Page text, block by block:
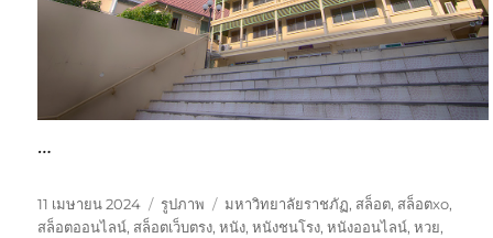
…
เขียน
เมื่อ
11 เมษายน 2024
รูป
แบบ
รูปภาพ
หมวด
หมู่
มหาวิทยาลัยราชภัฏ, สล็อต, สล็อตxo,
สล็อตออนไลน์, สล็อตเว็บตรง,หนัง,หนังชนโรง,หนังออนไลน์,หวย,